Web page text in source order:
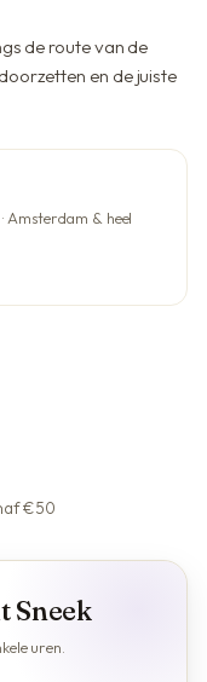
de route van de
en de juiste
Amsterdam & heel
€50
Sneek
uren.